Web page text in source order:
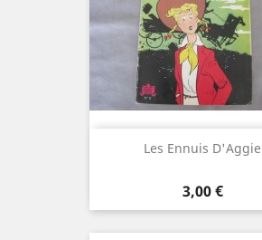
Les Ennuis D'Aggie
Prix
3,00 €